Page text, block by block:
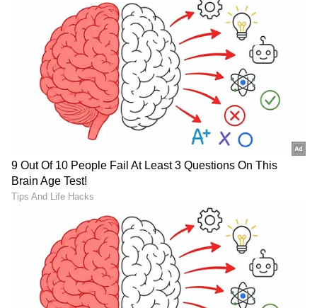
ಸ್ನಾತಕೋತ್ತರ ಪದವಿ ಪಡೆದಿದ್ದು ಉಜಿರೆ ಎಸ್‌ಡಿಎಂನಲ್ಲಿ. ಟಿವಿ9,
ಸ್ಟಾರ್ ಸ್ಪೋರ್ಟ್ಸ್‌ನಲ್ಲಿ ಕಾರ್ಯ ನಿರ್ವಹಿಸಿದ ಅನುಭವವಿದೆ.
ರಾಷ್ಟ್ರೀಯ, ಅಂತಾರಾಷ್ಟ್ರೀಯ, ಜಿಯೋ ಪಾಲಿಟಿಕ್ಸ್, ಆಟೋ, ಟೆಕ್,
ಸ್ಪೋರ್ಟ್ಸ್..ಏನೇ ಕೊಟ್ಟರೂ ಬರೆಯೋದು ನನ್ನ ಶಕ್ತಿ.
ಸ್ಮಾರ್ಟ್‌ಫೋನ್ ತಂತ್ರಜ್ಞಾನ
ಸ್ಮಾರ್ಟ್‌ಫೋನ್‌ಗಳುಮತ್ತು AI ನಿಂದ ಸೈಬರ್‌ ಭದ್ರತೆ
ವಿಜ್ಞಾನದ ಪ್ರಗತಿಯವರೆಗೆ ಇತ್ತೀಚಿನ ಟೆಕ್ನಾಲಜಿ
Technology News in Kannada
) ಬಗ್ಗೆ
ನಿರಂತರವಾದ ಅಪ್‌ಡೇಟ್‌. ಡಿಜಿಟಲ್ ಟ್ರೆಂಡ್‌ಗಳ ಕುರಿತು
ತಜ್ಞರ ಮಾತುಗಳು, ವಿವರವಾದ ಮಾಹಿತಿ ಮತ್ತು ಬ್ರೇಕಿಂಗ್
ನ್ಯೂಸ್‌ ಸಿಗುವ ಏಕೈಕ ತಾಣ ಏಷ್ಯಾನೆಟ್‌ ಸುವರ್ಣ
ನ್ಯೂಸ್‌. ಹೊಸಗ್ಯಾಜೆಟ್‌ರಿಲೀಸ್‌ ಆಯ್ತಾ? ಹೊಸ
ಸ್ಟಾರ್ಟ್‌ಅಪ್‌ಗಳು ಬಂದಿದ್ಯಾ? ಭವಿಷ್ಯವನ್ನು ಬದಲಿಸುವ
ಟೆಕ್‌ ಪಾಲಿಸಿ ಯಾವುದು? ಇವುಗಳ ಇಂಚಿಂಚೂ ಮಾಹಿತಿ
ಸಿಗಲಿದೆ. ಟೆಕ್‌ ಎಕ್ಸ್‌ಪ್ಲೇನರ್ಸ್‌ ಹಾಗೂ ಗ್ಯಾಜೆಟ್‌ ಡೆಮೋ
ವಿಡಿಯೋಗಳು ಕೂಡ ನೀವು ಕಾಣಬಹುದು.